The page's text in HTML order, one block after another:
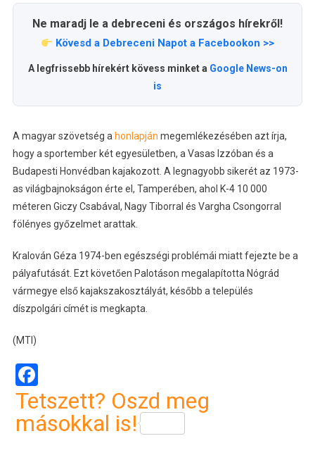
Ne maradj le a debreceni és országos hírekről!
Kövesd a Debreceni Napot a Facebookon >>
A legfrissebb hírekért kövess minket a Google News-on
is
A magyar szövetség a honlapján megemlékezésében azt írja,
hogy a sportember két egyesületben, a Vasas Izzóban és a
Budapesti Honvédban kajakozott. A legnagyobb sikerét az 1973-
as világbajnokságon érte el, Tamperében, ahol K-4 10 000
méteren Giczy Csabával, Nagy Tiborral és Vargha Csongorral
fölényes győzelmet arattak.
Kralován Géza 1974-ben egészségi problémái miatt fejezte be a
pályafutását. Ezt követően Palotáson megalapította Nógrád
vármegye első kajakszakosztályát, később a település
díszpolgári címét is megkapta.
(MTI)
Facebook
Tetszett? Oszd meg
másokkal is!